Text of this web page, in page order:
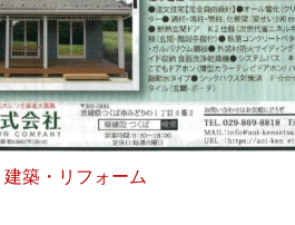
建築・リフォーム